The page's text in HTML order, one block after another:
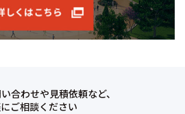
合わせや見積依頼など、
ご相談ください